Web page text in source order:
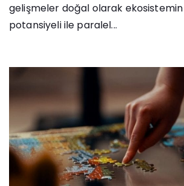
gelişmeler doğal olarak ekosistemin
potansiyeli ile paralel...